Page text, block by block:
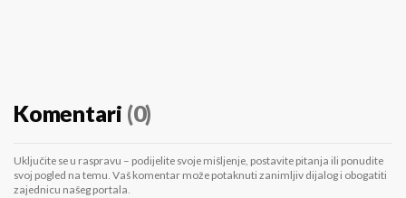
Komentari (0)
Uključite se u raspravu – podijelite svoje mišljenje, postavite pitanja ili ponudite
svoj pogled na temu. Vaš komentar može potaknuti zanimljiv dijalog i obogatiti
zajednicu našeg portala.